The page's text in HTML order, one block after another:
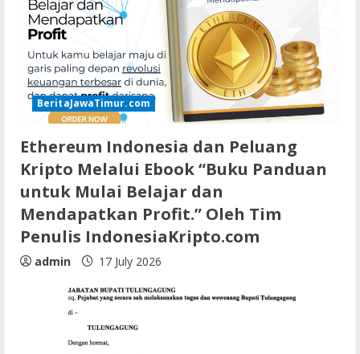
BeritaJawaTimur.com
Ethereum Indonesia dan Peluang
Kripto Melalui Ebook “Buku Panduan
untuk Mulai Belajar dan
Mendapatkan Profit.” Oleh Tim
Penulis IndonesiaKripto.com
admin 17 July 2026